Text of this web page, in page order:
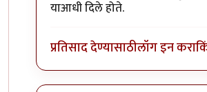
याआधी दिले होते.
प्रतिसाद देण्यासाठीलॉग इन करा